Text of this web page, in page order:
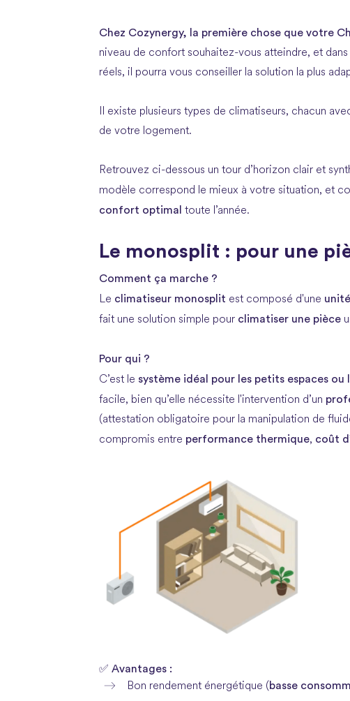
Chez Cozynergy, la première chose que votre
niveau de confort souhaitez-vous atteindre, et
réels, il pourra vous conseiller la solution la plus
Il existe plusieurs types de climatiseurs, chacun
de votre logement.
Retrouvez ci-dessous un tour d’horizon clair et
modèle correspond le mieux à votre situation, et
confort optimal toute l’année.
Le monosplit : pour une
Comment ça marche ?
Le climatiseur monosplit est composé d'une
fait une solution simple pour climatiser une pièce
Pour qui ?
C’est le système idéal pour les petits espaces ou
facile, bien qu’elle nécessite l'intervention d’un
(attestation obligatoire pour la manipulation de
compromis entre performance thermique, coût
✅ Avantages :
Bon rendement énergétique ( basse